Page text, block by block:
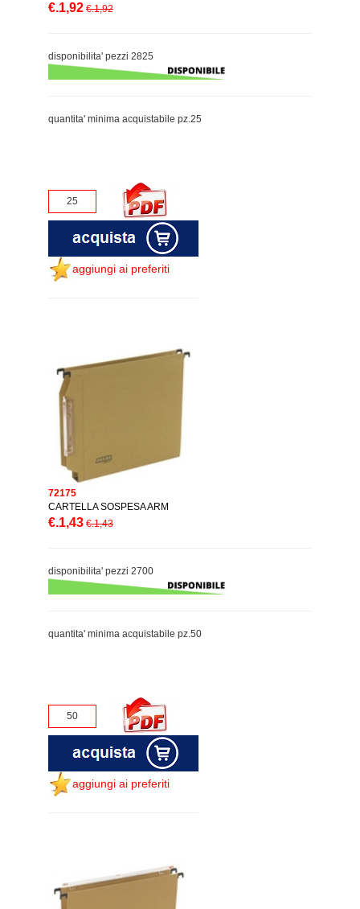
€.1,92 €.1,92
disponibilita' pezzi 2825
quantita' minima acquistabile pz.25
aggiungi ai preferiti
72175
CARTELLA SOSPESA ARM
€.1,43 €.1,43
disponibilita' pezzi 2700
quantita' minima acquistabile pz.50
aggiungi ai preferiti